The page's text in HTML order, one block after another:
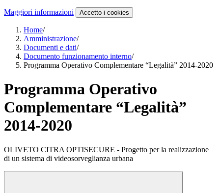
Maggiori informazioni Accetto i cookies
Home/
Amministrazione/
Documenti e dati/
Documento funzionamento interno/
Programma Operativo Complementare “Legalità” 2014-2020
Programma Operativo
Complementare “Legalità”
2014-2020
OLIVETO CITRA OPTISECURE - Progetto per la realizzazione
di un sistema di videosorveglianza urbana